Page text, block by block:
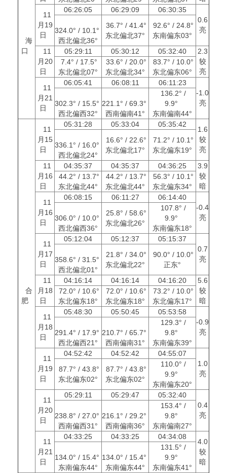
海
口
11
月19
日
06:26:05 06:29:09
06:30:35
0.6
亮
324.0° / 10.1°
西北偏北36°
36.7° / 41.4°
东北偏北37°
92.6° / 24.8°
东南偏东03°
11
月20
日
05:29:11 05:30:12 05:32:40
2.3
较
亮
7.4° / 17.5°
东北偏北07°
33.6° / 20.0°
东北偏北34°
83.7° / 10.0°
东北偏东06°
11
月21
日
06:05:41 06:08:11
06:11:23
-1.0
亮
302.3° / 15.5°
西北偏西32°
221.1° / 69.3°
西南偏南41°
136.2° /
9.9°
东南偏南44°
合
肥
11
月15
日
05:31:28 05:33:04 05:35:42
1.6
较
亮
336.1° / 16.0°
西北偏北24°
16.6° / 22.6°
东北偏北17°
71.2° / 10.1°
东北偏东19°
11
月16
日
04:35:37 04:35:37 04:36:25
3.9
较
暗
44.2° / 13.7°
东北偏北44°
44.2° / 13.7°
东北偏北44°
56.3° / 10.1°
东北偏东34°
11
月16
日
06:08:15 06:11:27
06:14:40
-0.4
亮
306.0° / 10.0°
西北偏西36°
25.8° / 58.6°
东北偏北26°
107.8° /
9.9°
东南偏东18°
11
月17
日
05:12:04 05:12:37
05:15:37
0.7
亮
358.6° / 31.5°
西北偏北01°
21.8° / 34.0°
东北偏北22°
90.0° / 10.0°
正东°
11
月18
日
04:16:14 04:16:14 04:16:20
5.6
较
暗
72.0° / 10.6°
东北偏东18°
72.0° / 10.6°
东北偏东18°
73.2° / 10.0°
东北偏东17°
11
月18
日
05:48:30 05:50:45
05:53:58
-0.9
亮
291.4° / 17.9°
西北偏西21°
210.7° / 65.7°
西南偏南31°
129.3° /
9.8°
东南偏东39°
11
月19
日
04:52:42 04:52:42
04:55:07
1.0
亮
87.7° / 43.8°
东北偏东02°
87.7° / 43.8°
东北偏东02°
110.0° /
9.9°
东南偏东20°
11
月20
日
05:29:11 05:29:47
05:32:40
0.4
亮
238.8° / 27.0°
西南偏西31°
216.1° / 29.2°
西南偏南36°
153.4° /
9.8°
东南偏南27°
11
月21
日
04:33:25 04:33:25 04:34:08
4.0
较
暗
134.0° / 15.4°
东南偏东44°
134.0° / 15.4°
东南偏东44°
131.5° /
9.9°
东南偏东41°